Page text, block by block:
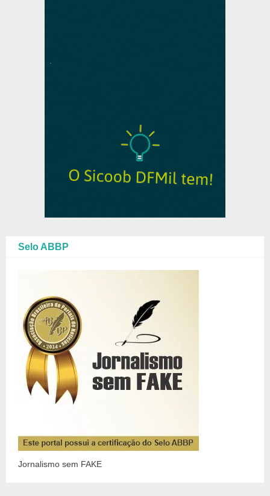
Selo ABBP
Jornalismo sem FAKE